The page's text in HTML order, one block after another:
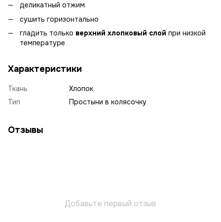
деликатный отжим
сушить горизонтально
гладить только верхний хлопковый слой при низкой
температуре
Характеристики
Ткань
Хлопок
Тип
Простыни в колясочку
Отзывы
Добавьте первый отзыв